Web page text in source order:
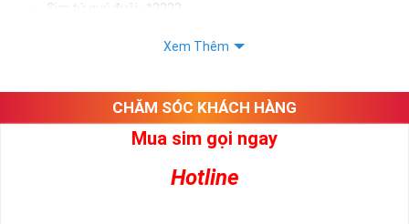
Sim tứ quý đuôi: *2222
như sự sắp xếp của các con số trong sim.
Ý nghĩa sim tứ quý 2
Xem Thêm
CHĂM SÓC KHÁCH HÀNG
Mua sim gọi ngay
Hotline